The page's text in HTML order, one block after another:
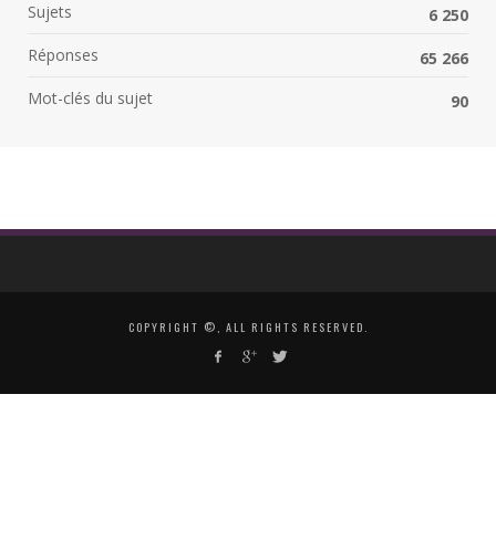
Sujets
6 250
Réponses
65 266
Mot-clés du sujet
90
COPYRIGHT ©, ALL RIGHTS RESERVED.